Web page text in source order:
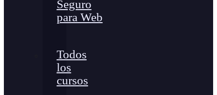
Seguro
para Web
Todos
los
cursos